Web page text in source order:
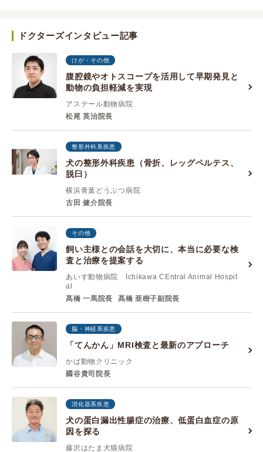
ドクターズインタビュー記事
けが・その他
腹腔鏡やオトスコープを活用して早期発見と
動物の負担軽減を実現
アステール動物病院
松尾 英治院長
整形外科系疾患
犬の整形外科疾患（骨折、レッグペルテス、
脱臼）
横浜青葉どうぶつ病院
古田 健介院長
その他
飼い主様との会話を大切に、本当に必要な検
査と治療を提案する
あいす動物病院 Ichikawa CEntral Animal Hospit
al
髙橋 一馬院長
髙橋 亜樹子副院長
脳・神経系疾患
「てんかん」MRI検査と最新のアプローチ
かば動物クリニック
國谷貴司院長
消化器系疾患
犬の蛋白漏出性腸症の治療、低蛋白血症の原
因を探る
藤沢はたま犬猫病院